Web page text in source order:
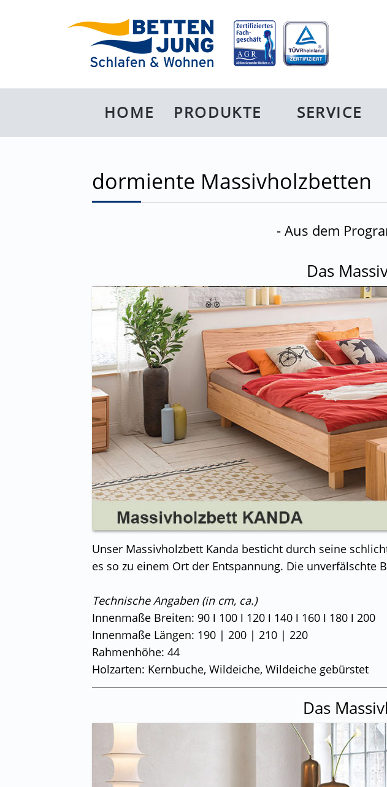
HOME PRODUKTE SERVICE
dormiente Massivholzbetten
- Aus dem
Das
Unser Massivholzbett Kanda besticht durch seine
es so zu einem Ort der Entspannung. Die unverfälschte
Technische Angaben (in cm, ca.)
Innenmaße Breiten: 90 ǀ 100 ǀ 120 ǀ 140 ǀ 160 ǀ 180 ǀ 200
Innenmaße Längen: 190 | 200 | 210 | 220
Rahmenhöhe: 44
Holzarten: Kernbuche, Wildeiche, Wildeiche gebürstet
Das